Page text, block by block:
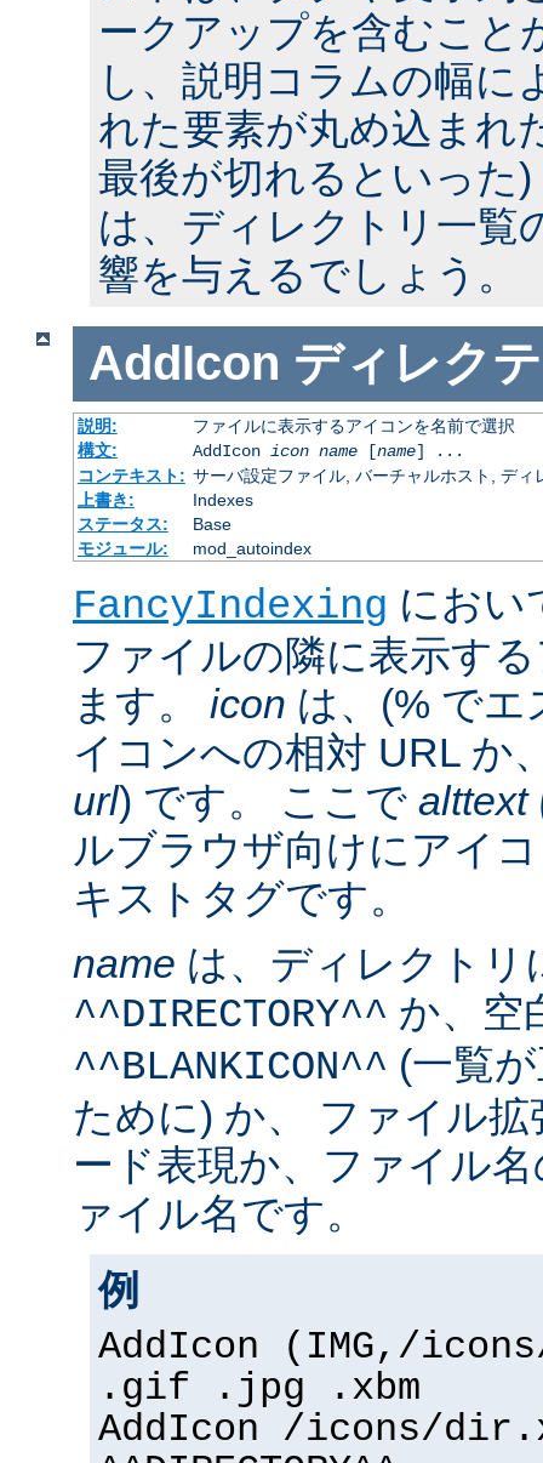
ークアップを含むこと
し、説明コラムの幅に
れた要素が丸め込まれ
最後が切れるといった
は、ディレクトリ一覧
響を与えるでしょう。
AddIcon ディレク
説明:
ファイルに表示するアイコンを名前で選択
構文:
AddIcon icon name[name] ...
コンテキスト: サーバ設定ファイル, バーチャルホスト, ディ
上書き:
Indexes
ステータス:
Base
モジュール:
mod_autoindex
FancyIndexing にお
ファイルの隣に表示す
ます。 icon は、(% でエ
イコンへの相対 URL か
url) です。 ここで alttext
ルブラウザ向けにアイ
キストタグです。
name は、ディレクトリ
^^DIRECTORY^^ か、空
^^BLANKICON^^ (一覧
ために) か、 ファイル
ード表現か、ファイル
ァイル名です。
例
AddIcon (IMG,/
.gif .jpg .xbm
AddIcon /icons/